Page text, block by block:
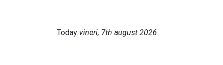
Today vineri, 7th august 2026